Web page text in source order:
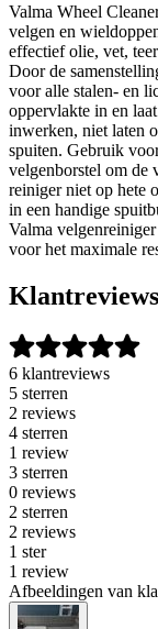
Valma Wheel
velgen en
effectief olie, vet,
Door de
voor alle stalen- en
oppervlakte in en
inwerken, niet laten
spuiten. Gebruik
velgenborstel om de
reiniger niet op hete
in een handige
Valma
voor het maximale
Klantreviews
6 klantreviews
5 sterren
2 reviews
4 sterren
1 review
3 sterren
0 reviews
2 sterren
2 reviews
1 ster
1 review
Afbeeldingen van